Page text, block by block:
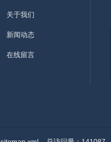
关于我们
新闻动态
在线留言